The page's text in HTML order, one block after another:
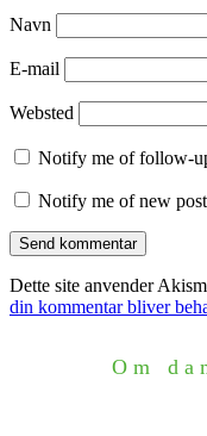
Navn
E-mail
Websted
Notify me of follow-
Notify me of new
Dette site anvender
din kommentar bliver
Om